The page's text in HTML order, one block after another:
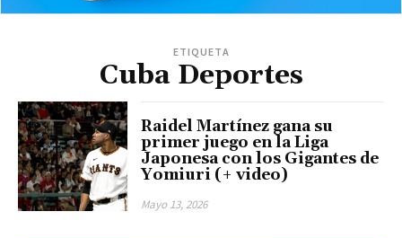
ETIQUETA
Cuba Deportes
Raidel Martínez gana su
primer juego en la Liga
Japonesa con los Gigantes de
Yomiuri (+ video)
Mayo 13, 2026